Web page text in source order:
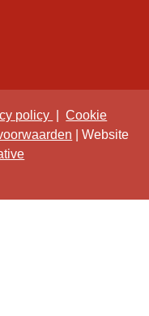
policy |Cookie
| Website